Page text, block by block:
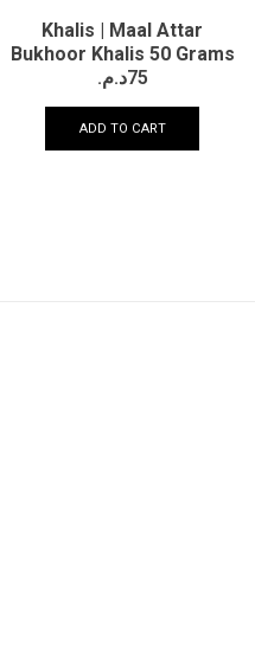
Khalis | Maal Attar
Bukhoor Khalis 50 Grams
75د.م.
ADD TO CART